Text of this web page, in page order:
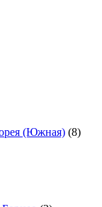
(Южная) (8)